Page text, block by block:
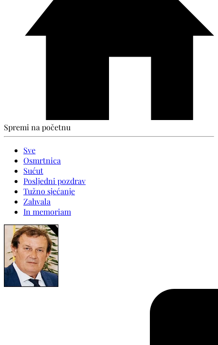
Spremi na početnu
Sve
Osmrtnica
Sućut
Posljedni pozdrav
Tužno sjećanje
Zahvala
In memoriam